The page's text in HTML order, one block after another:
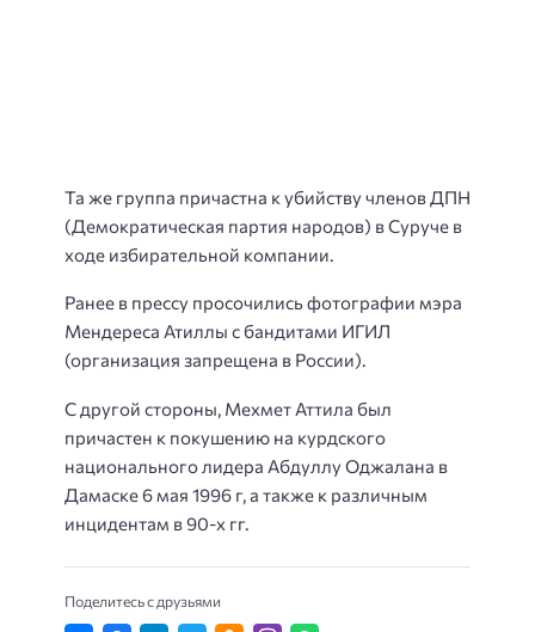
Та же группа причастна к убийству членов ДПН
(Демократическая партия народов) в Суруче в
ходе избирательной компании.
Ранее в прессу просочились фотографии мэра
Мендереса Атиллы с бандитами ИГИЛ
(организация запрещена в России).
С другой стороны, Мехмет Аттила был
причастен к покушению на курдского
национального лидера Абдуллу Оджалана в
Дамаске 6 мая 1996 г, а также к различным
инцидентам в 90-х гг.
Поделитесь с друзьями